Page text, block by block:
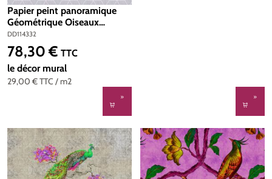
Papier peint panoramique
Géométrique Oiseaux
Brilliant birds panel 1 -
Référence DD114332 - Intissé
200g/m2 - Standard 100 x
270
DD114332
29,00 €TTC / m2
Prix régulier :
78,30 € TTC
le décor mural